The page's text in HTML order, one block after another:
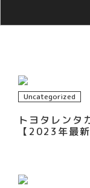
Uncategorized
トヨタレンタ
【2023年最新